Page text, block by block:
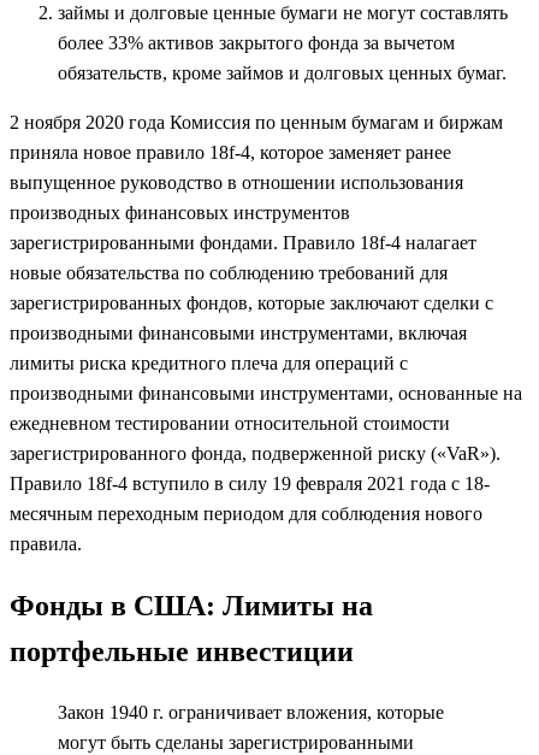
займы и долговые ценные бумаги не могут составлять
более 33% активов закрытого фонда за вычетом
обязательств, кроме займов и долговых ценных бумаг.
2 ноября 2020 года Комиссия по ценным бумагам и биржам
приняла новое правило 18f-4, которое заменяет ранее
выпущенное руководство в отношении использования
производных финансовых инструментов
зарегистрированными фондами. Правило 18f-4 налагает
новые обязательства по соблюдению требований для
зарегистрированных фондов, которые заключают сделки с
производными финансовыми инструментами, включая
лимиты риска кредитного плеча для операций с
производными финансовыми инструментами, основанные на
ежедневном тестировании относительной стоимости
зарегистрированного фонда, подверженной риску («VaR»).
Правило 18f-4 вступило в силу 19 февраля 2021 года с 18-
месячным переходным периодом для соблюдения нового
правила.
Фонды в США: Лимиты на
портфельные инвестиции
Закон 1940 г. ограничивает вложения, которые
могут быть сделаны зарегистрированными